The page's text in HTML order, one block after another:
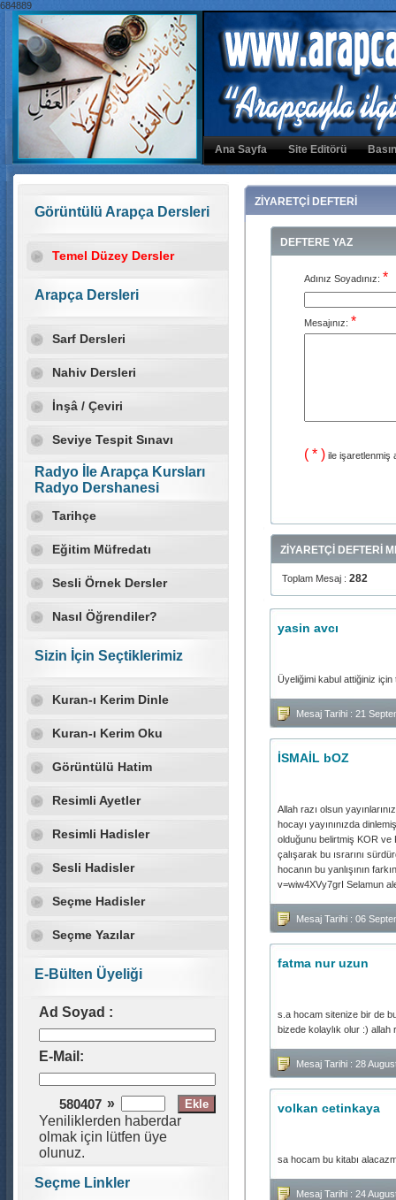
684889
Ana Sayfa Site Editörü
Görüntülü Arapça Dersleri
Temel Düzey Dersler
Arapça Dersleri
Sarf Dersleri
Nahiv Dersleri
İnşâ / Çeviri
Seviye Tespit Sınavı
Radyo İle Arapça Kursları
Radyo Dershanesi
Tarihçe
Eğitim Müfredatı
Sesli Örnek Dersler
Nasıl Öğrendiler?
Sizin İçin Seçtiklerimiz
Kuran-ı Kerim Dinle
Kuran-ı Kerim Oku
Görüntülü Hatim
Resimli Ayetler
Resimli Hadisler
Sesli Hadisler
Seçme Hadisler
Seçme Yazılar
E-Bülten Üyeliği
Ad Soyad :
E-Mail:
580407 »
Yeniliklerden haberdar
olmak için lütfen üye
olunuz.
Seçme Linkler
ZİYARETÇİ DEFTERİ
DEFTERE YAZ
Adınız Soyadınız: *
Mesajınız: *
( * )ile işaretlenmiş
ZİYARETÇİ DEFTERİ
Toplam Mesaj : 282
yasin avcı
Üyeliğimi kabul attiğiniz için
Mesaj Tarihi : 21
İSMAİL bOZ
Allah razı olsun
hocayı yayınınızda
olduğunu belirtmiş KOR ve
çalışarak bu ısrarını
hocanın bu yanlışının
v=wiw4XVy7grI Selamun
Mesaj Tarihi : 06
fatma nur uzun
s.a hocam sitenize bir de
bizede kolaylık olur :) allah
Mesaj Tarihi : 28
volkan cetinkaya
sa hocam bu kitabı
Mesaj Tarihi : 24